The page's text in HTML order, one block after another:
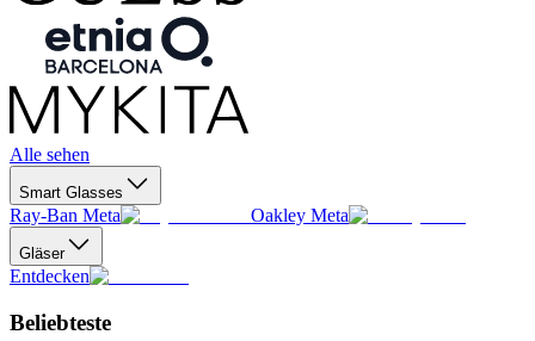
Alle sehen
Smart Glasses
Ray-Ban Meta Oakley Meta
Gläser
Entdecken
Beliebteste